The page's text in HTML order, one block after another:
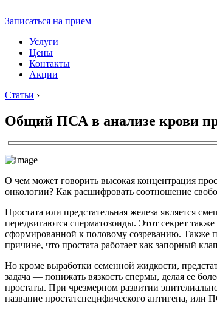
Записаться на прием
Услуги
Цены
Контакты
Акции
Статьи ›
Общий ПСА в анализе крови
О чем может говорить высокая концентрация
онкологии? Как расшифровать соотношение
Простата или предстательная железа является
передвигаются сперматозоиды. Этот секрет
сформированной к половому созреванию. Также
причине, что простата работает как запорный
Но кроме выработки семенной жидкости,
задача — понижать вязкость спермы, делая ее
простаты. При чрезмерном развитии
название простатспецифического антигена, или